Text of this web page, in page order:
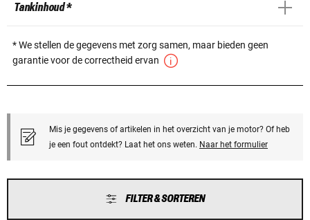
Tankinhoud *
* We stellen de gegevens met zorg samen, maar bieden geen
garantie voor de correctheid ervan
Mis je gegevens of artikelen in het overzicht van je motor? Of heb
je een fout ontdekt? Laat het ons weten. Naar het formulier
FILTER & SORTEREN